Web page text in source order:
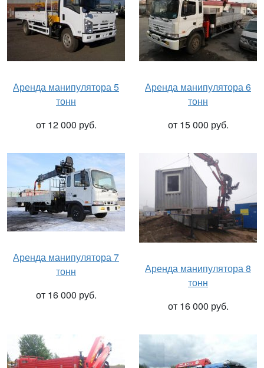
Аренда манипулятора 5
тонн
от 12 000 руб.
Аренда манипулятора 6
тонн
от 15 000 руб.
Аренда манипулятора 7
тонн
от 16 000 руб.
Аренда манипулятора 8
тонн
от 16 000 руб.